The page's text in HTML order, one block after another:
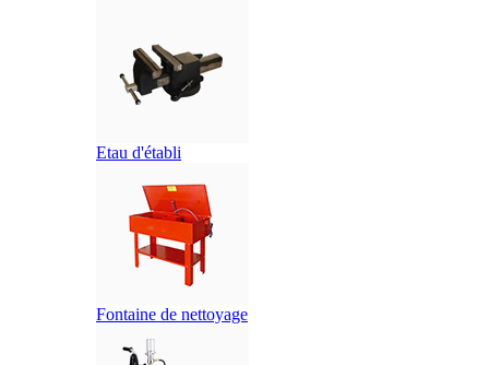
Etau d'établi
Fontaine de nettoyage